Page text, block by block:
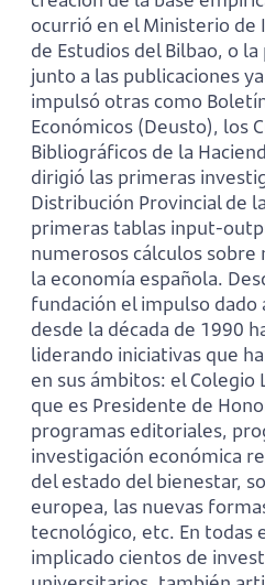
ocurrió en el Ministerio de
de Estudios del Bilbao, o
junto a las publicaciones
impulsó otras como
Económicos (Deusto), los
Bibliográficos de la
dirigió las primeras
Distribución Provincial de
primeras tablas input-
numerosos cálculos
la economía española.
fundación el impulso
desde la década de 1990
liderando iniciativas que
en sus ámbitos: el Colegio
que es Presidente de
programas editoriales,
investigación económica
del estado del bienestar,
europea, las nuevas
tecnológico, etc. En todas
implicado cientos de